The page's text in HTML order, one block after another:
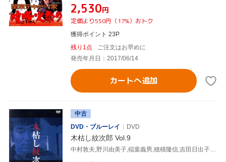
¥2,530円
定価より550円（17%）おトク
獲得ポイント 23P
残り1点
ご注文はお早めに
発売年月日：2017/06/14
カートへ追加
中古
DVD・ブルーレイ
DVD
木枯し紋次郎 Vol.9
中村敦夫,野川由美子,稲葉義男,穂積隆信,吉田日出子,笹沢左保,市川崑(監修)